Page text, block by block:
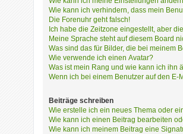
Wie kann ich verhindern, dass mein
Die Forenuhr geht falsch!
Ich habe die Zeitzone eingestellt, aber
Meine Sprache steht auf diesem Board
Was sind das für Bilder, die bei meinem
Wie verwende ich einen Avatar?
Was ist mein Rang und wie kann ich ihn
Wenn ich bei einem Benutzer auf den
Beiträge schreiben
Wie erstelle ich ein neues Thema oder
Wie kann ich einen Beitrag bearbeiten
Wie kann ich meinem Beitrag eine